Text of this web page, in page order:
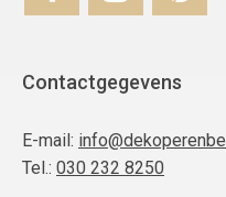
Contactgegevens
E-mail:
Tel.: 030 232 8250